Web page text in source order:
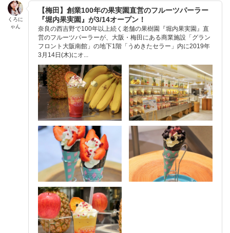
くろに
ゃん
【梅田】創業100年の果実園直営のフルーツパーラー
『堀内果実園』が3/14オープン！
奈良の西吉野で100年以上続く老舗の果樹園『堀内果実園』直
営のフルーツパーラーが、大阪・梅田にある商業施設「グラン
フロント大阪南館」の地下1階「うめきたセラー」内に2019年
3月14日(木)にオ...